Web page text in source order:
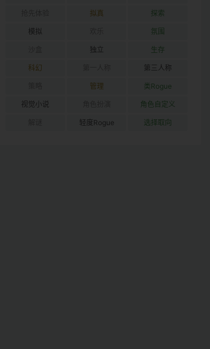
拟真 探索
模拟 氛围
独立 生存
科幻 第三人称
管理 类Rogue
视觉小说 角色自定义
轻度Rogue 选择取向